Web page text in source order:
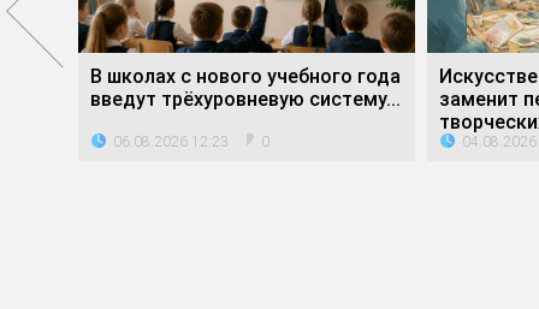
В школах с нового учебного года
введут трёхуровневую систему...
06.08.2026 12:23 0
заменит